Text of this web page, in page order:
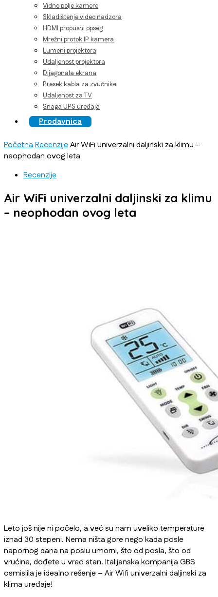
Vidno polje kamere
Skladištenje video nadzora
HDMI propusni opseg
Mrežni protok IP kamera
Lumeni projektora
Udaljenost projektora
Dijagonala ekrana
Presek kabla za zvučnike
Udaljenost za TV
Snaga UPS uređaja
Prodavnica
PočetnaRecenzijeAir WiFi univerzalni daljinski za klimu –
neophodan ovog leta
Recenzije
Air WiFi univerzalni daljinski za klimu
– neophodan ovog leta
Leto još nije ni počelo, a već su nam uveliko temperature
iznad 30 stepeni. Nema ništa gore nego kada posle
napornog dana na poslu umorni, što od posla, što od
vrućine, dođete u vreo stan. Italijanska kompanija GBS
osmislila je idealno rešenje – Air Wifi univerzalni daljinski za
klima uređaje!